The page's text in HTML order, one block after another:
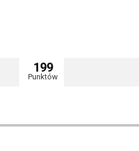
199
Punktów